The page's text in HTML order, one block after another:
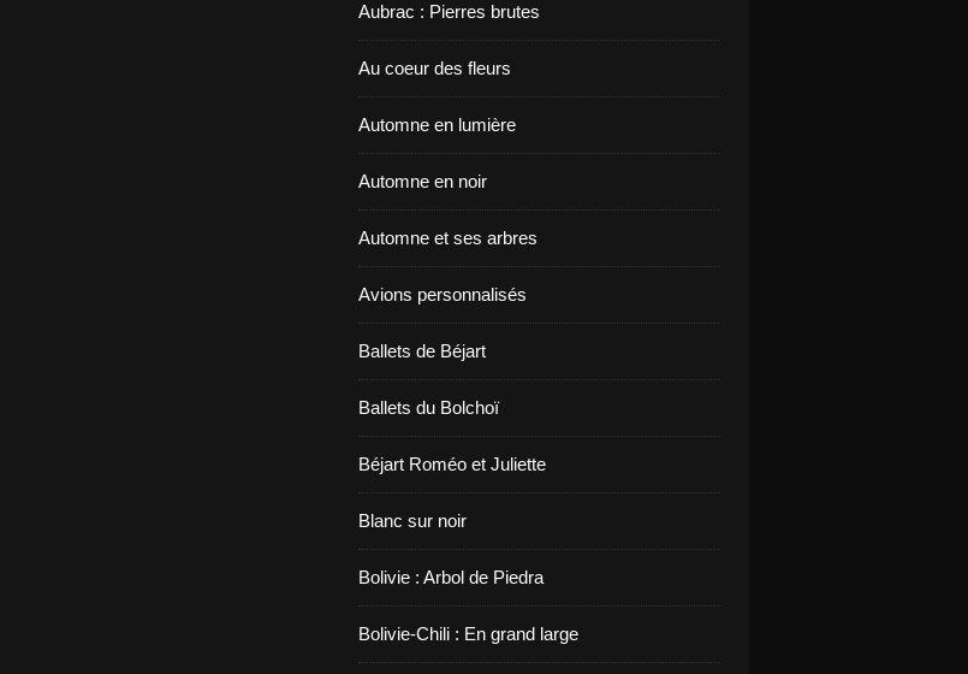
Aubrac : Pierres brutes
Au coeur des fleurs
Automne en lumière
Automne en noir
Automne et ses arbres
Avions personnalisés
Ballets de Béjart
Ballets du Bolchoï
Béjart Roméo et Juliette
Blanc sur noir
Bolivie : Arbol de Piedra
Bolivie-Chili : En grand large